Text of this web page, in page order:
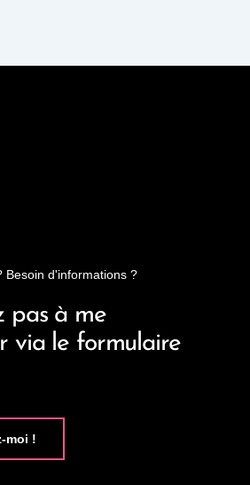
Besoin d'informations ?
pas à me
via le formulaire
moi !